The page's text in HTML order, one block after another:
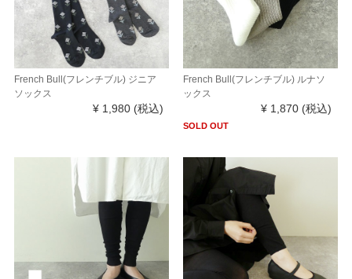
French Bull(フレンチブル) ジニア
ソックス
¥ 1,980 (税込)
French Bull(フレンチブル) ルナソ
ックス
¥ 1,870 (税込)
SOLD OUT